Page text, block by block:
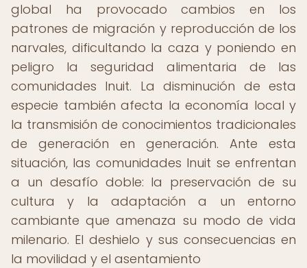
global ha provocado cambios en los
patrones de migración y reproducción de los
narvales, dificultando la caza y poniendo en
peligro la seguridad alimentaria de las
comunidades Inuit. La disminución de esta
especie también afecta la economía local y
la transmisión de conocimientos tradicionales
de generación en generación. Ante esta
situación, las comunidades Inuit se enfrentan
a un desafío doble: la preservación de su
cultura y la adaptación a un entorno
cambiante que amenaza su modo de vida
milenario. El deshielo y sus consecuencias en
la movilidad y el asentamiento